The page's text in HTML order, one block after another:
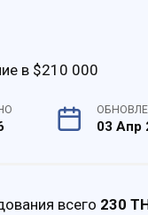
03 Апр
всего 230